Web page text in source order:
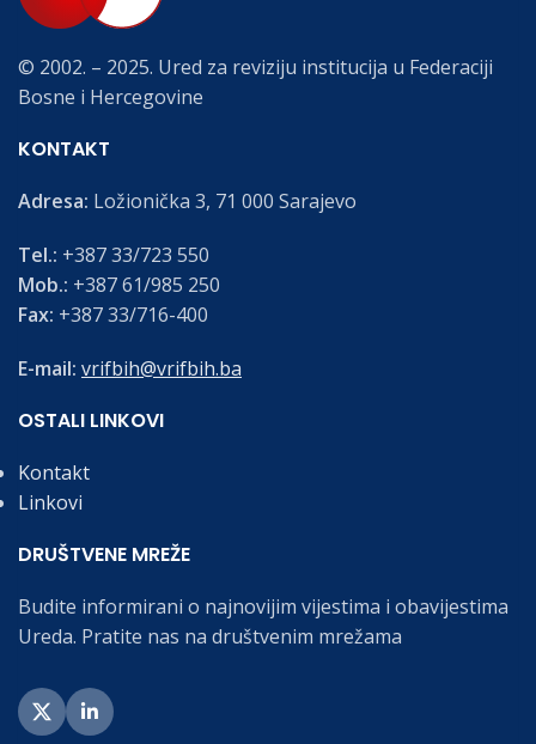
© 2002. – 2025. Ured za reviziju institucija u Federaciji
Bosne i Hercegovine
KONTAKT
Adresa: Ložionička 3, 71 000 Sarajevo
Tel.: +387 33/723 550
Mob.: +387 61/985 250
Fax: +387 33/716-400
E-mail: vrifbih@vrifbih.ba
OSTALI LINKOVI
Kontakt
Linkovi
DRUŠTVENE MREŽE
Budite informirani o najnovijim vijestima i obavijestima
Ureda. Pratite nas na društvenim mrežama